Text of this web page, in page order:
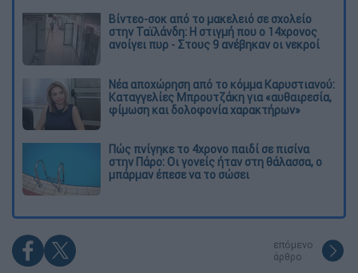
Βίντεο-σοκ από το μακελειό σε σχολείο
στην Ταϊλάνδη: Η στιγμή που ο 14χρονος
ανοίγει πυρ - Στους 9 ανέβηκαν οι νεκροί
Νέα αποχώρηση από το κόμμα Καρυστιανού:
Καταγγελίες Μπρουτζάκη για «αυθαιρεσία,
φίμωση και δολοφονία χαρακτήρων»
Πώς πνίγηκε το 4χρονο παιδί σε πισίνα
στην Πάρο: Οι γονείς ήταν στη θάλασσα, ο
μπάρμαν έπεσε να το σώσει
επόμενο
άρθρο